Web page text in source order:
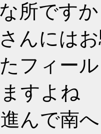
所ですか
んには
フィー
すよね
んで南